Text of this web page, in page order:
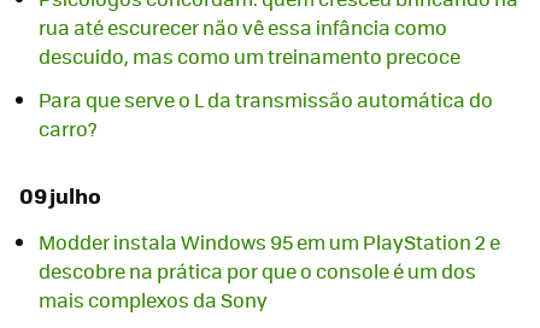
rua até escurecer não vê essa infância como
descuido, mas como um treinamento precoce
Para que serve o L da transmissão automática do
carro?
09 julho
Modder instala Windows 95 em um PlayStation 2 e
descobre na prática por que o console é um dos
mais complexos da Sony